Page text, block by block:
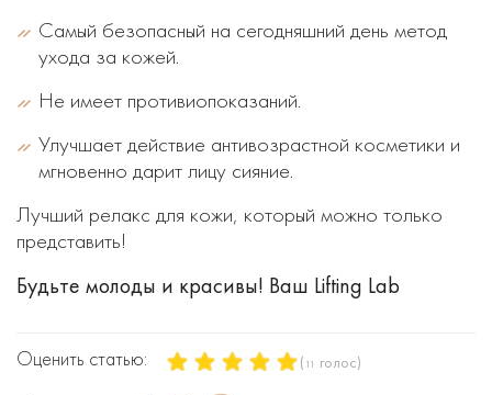
Самый безопасный на сегодняшний день метод
ухода за кожей.
Не имеет противиопоказаний.
Улучшает действие антивозрастной косметики и
мгновенно дарит лицу сияние.
Лучший релакс для кожи, который можно только
представить!
Будьте молоды и красивы! Ваш Lifting Lab
Оценить статью: ( 11 голос)